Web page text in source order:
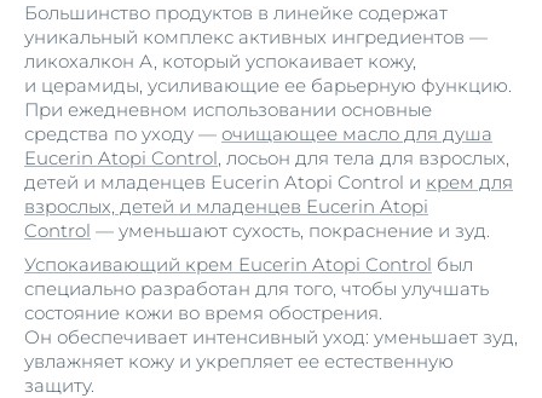
Большинство продуктов в линейке содержат
уникальный комплекс активных ингредиентов —
ликохалкон А, который успокаивает кожу,
и церамиды, усиливающие ее барьерную функцию.
При ежедневном использовании основные
средства по уходу — очищающее масло для душа
Eucerin Atopi Control, лосьон для тела для взрослых,
детей и младенцев Eucerin Atopi Control и крем для
взрослых, детей и младенцев Eucerin Atopi
Control — уменьшают сухость, покраснение и зуд.
Успокаивающий крем Eucerin Atopi Control был
специально разработан для того, чтобы улучшать
состояние кожи во время обострения.
Он обеспечивает интенсивный уход: уменьшает зуд,
увлажняет кожу и укрепляет ее естественную
защиту.